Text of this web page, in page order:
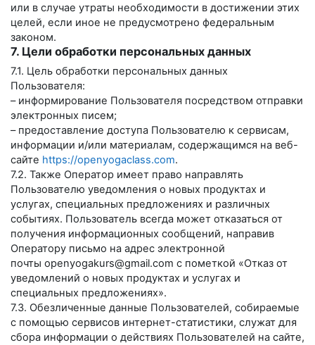
или в случае утраты необходимости в достижении этих
целей, если иное не предусмотрено федеральным
законом.
7. Цели обработки персональных данных
7.1. Цель обработки персональных данных
Пользователя:
– информирование Пользователя посредством отправки
электронных писем;
– предоставление доступа Пользователю к сервисам,
информации и/или материалам, содержащимся на веб-
сайте https://openyogaclass.com.
7.2. Также Оператор имеет право направлять
Пользователю уведомления о новых продуктах и
услугах, специальных предложениях и различных
событиях. Пользователь всегда может отказаться от
получения информационных сообщений, направив
Оператору письмо на адрес электронной
почты openyogakurs@gmail.com с пометкой «Отказ от
уведомлений о новых продуктах и услугах и
специальных предложениях».
7.3. Обезличенные данные Пользователей, собираемые
с помощью сервисов интернет-статистики, служат для
сбора информации о действиях Пользователей на сайте,